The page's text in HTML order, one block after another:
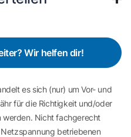
Wir helfen dir!
es sich (nur) um Vor- und
für die Richtigkeit und/oder
werden. Nicht fachgerecht
betriebenen